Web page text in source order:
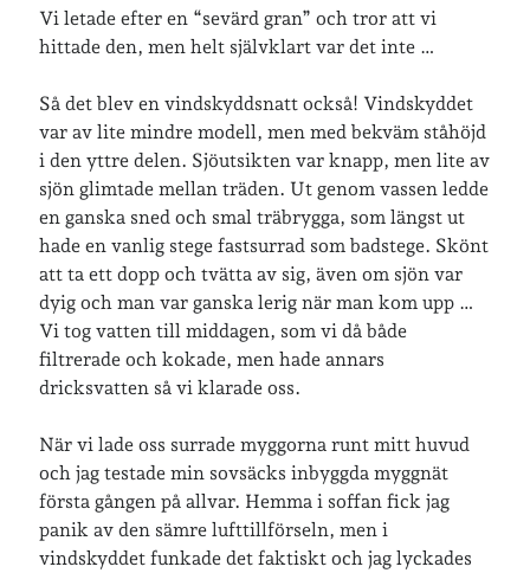
Vi letade efter en “sevärd gran” och tror att vi
hittade den, men helt självklart var det inte …
Så det blev en vindskyddsnatt också! Vindskyddet
var av lite mindre modell, men med bekväm ståhöjd
i den yttre delen. Sjöutsikten var knapp, men lite av
sjön glimtade mellan träden. Ut genom vassen ledde
en ganska sned och smal träbrygga, som längst ut
hade en vanlig stege fastsurrad som badstege. Skönt
att ta ett dopp och tvätta av sig, även om sjön var
dyig och man var ganska lerig när man kom upp …
Vi tog vatten till middagen, som vi då både
filtrerade och kokade, men hade annars
dricksvatten så vi klarade oss.
När vi lade oss surrade myggorna runt mitt huvud
och jag testade min sovsäcks inbyggda myggnät
första gången på allvar. Hemma i soffan fick jag
panik av den sämre lufttillförseln, men i
vindskyddet funkade det faktiskt och jag lyckades